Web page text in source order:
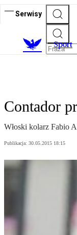
Serwisy
Sport
Contador
Włoski kolarz Fabio
Publikacja: 30.05.2015 18:15